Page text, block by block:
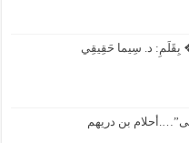
د. سِيما حَقِيقِي
بن دريهم